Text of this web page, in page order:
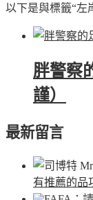
以下是與標籤“左
胖警察
謹）
最新留言
有推薦的品